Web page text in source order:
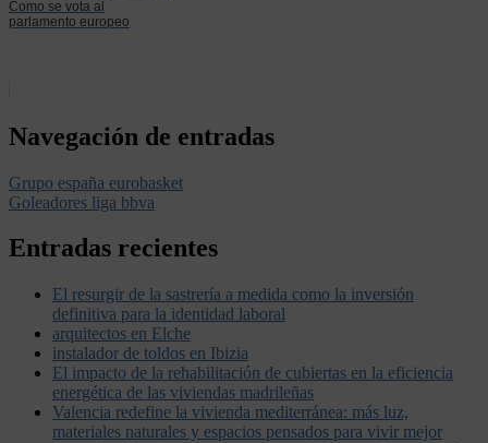
Como se vota al
parlamento europeo
Navegación de entradas
Grupo españa eurobasket
Goleadores liga bbva
Entradas recientes
El resurgir de la sastrería a medida como la inversión
definitiva para la identidad laboral
arquitectos en Elche
instalador de toldos en Ibizia
El impacto de la rehabilitación de cubiertas en la eficiencia
energética de las viviendas madrileñas
Valencia redefine la vivienda mediterránea: más luz,
materiales naturales y espacios pensados para vivir mejor